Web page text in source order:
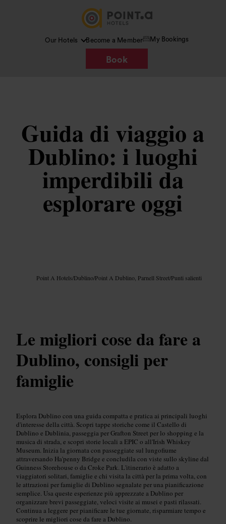
Our Hotels Become a Member My Bookings
Book
Guida di viaggio a
Dublino: i luoghi
imperdibili da
esplorare oggi
Point A Hotels/Dublino/Point A Dublino, Parnell Street/Punti salienti
Le migliori cose da fare a
Dublino, consigli per
famiglie
Esplora Dublino con una guida compatta e pratica ai principali luoghi
d'interesse della città. Scopri tappe storiche come il Castello di
Dublino e Dublinia, passeggia per Grafton Street per lo shopping e la
musica di strada, e scopri storie locali a EPIC o all'Irish Whiskey
Museum. Inizia la giornata con passeggiate sul lungofiume
attraversando Ha'penny Bridge e concludila con viste sullo skyline dal
Guinness Storehouse o da Croke Park. L'itinerario è adatto a
viaggiatori solitari, famiglie e chi visita la città per la prima volta, con
le attrazioni per famiglie di Dublino segnalate per una pianificazione
semplice. Usa queste esperienze più apprezzate a Dublino per
organizzare brevi passeggiate, veloci visite ai musei e pasti rilassati.
Continua a leggere per pianificare le tue giornate, risparmiare tempo e
scoprire le migliori cose da fare a Dublino.